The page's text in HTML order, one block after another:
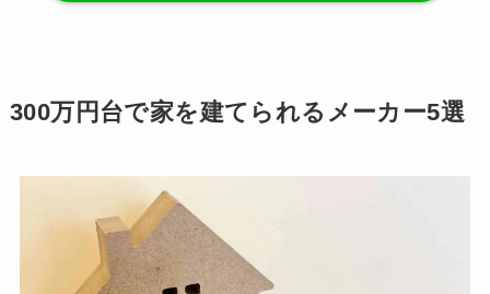
300万円台で家を建てられるメーカー5選